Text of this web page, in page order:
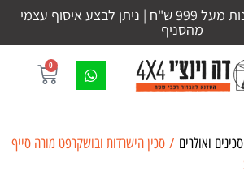
משלוח חינם בהזמנות מעל 999 ש"ח | ניתן לבצע איסוף עצמי
מהסניף
0
סכינים ואולרים / סכין הישרדות ובושקרפט מורה סייף